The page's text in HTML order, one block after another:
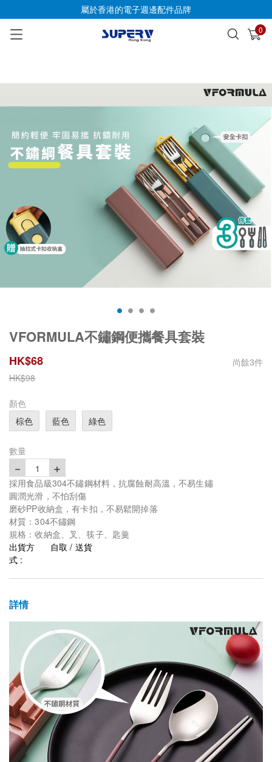
屬於香港的電子週邊配件品牌
0
已加入購物車 查看
VFORMULA不鏽鋼便攜餐具套裝
HK$68 尚餘3件
HK$98
顏色
棕色
藍色 綠色
數量
－ 1 ＋
採用食品級304不鏽鋼材料，抗腐蝕耐高溫，不易生鏽
圓潤光滑，不怕刮傷
磨砂PP收納盒，有卡扣，不易鬆開掉落
材質：304不鏽鋼
規格：收納盒、叉、筷子、匙羹
出貨方
式 :
自取 / 送貨
詳情